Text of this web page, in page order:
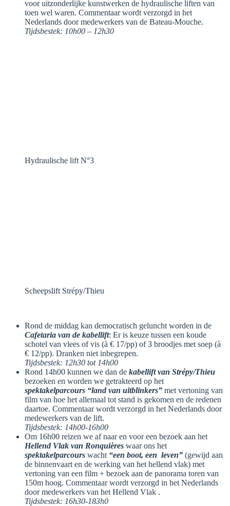
voor uitzonderlijke kunstwerken de hydraulische liften van
toen wel waren. Commentaar wordt verzorgd in het
Nederlands door medewerkers van de Bateau-Mouche.
Tijdsbestek: 10h00 – 12h30
Hydraulische lift N°3
Scheepslift Strépy/Thieu
Rond de middag kan democratisch geluncht worden in de
Cafetaria van de kabellift: Er is keuze tussen een koude
schotel van vlees of vis (à € 17/pp) of 3 broodjes met soep (à
€ 12/pp). Dranken niet inbegrepen.
Tijdsbestek: 12h30 tot 14h00
Rond 14h00 kunnen we dan de kabellift van Strépy/Thieu
bezoeken en worden we getrakteerd op het
spektakelparcours “land van uitblinkers” met vertoning van
film van hoe het allemaal tot stand is gekomen en de redenen
daartoe. Commentaar wordt verzorgd in het Nederlands door
medewerkers van de lift.
Tijdsbestek: 14h00-16h00
Om 16h00 reizen we af naar en voor een bezoek aan het
Hellend Vlak van Ronquières waar ons het
spektakelparcours wacht “een boot, een leven” (gewijd aan
de binnenvaart en de werking van het hellend vlak) met
vertoning van een film + bezoek aan de panorama toren van
150m hoog. Commentaar wordt verzorgd in het Nederlands
door medewerkers van het Hellend Vlak .
Tijdsbestek: 16h30-183h0